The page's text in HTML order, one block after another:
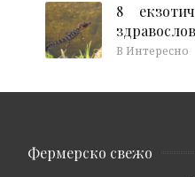
8
В Интересно
Фермерско свежо